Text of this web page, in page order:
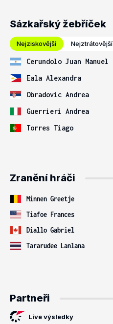
Sázkařský žebříček
Nejziskovější Nejztrátovější
Cerundolo Juan Manuel
Eala Alexandra
Obradovic Andrea
Guerrieri Andrea
Torres Tiago
Zranění hráči
Minnen Greetje
Tiafoe Frances
Diallo Gabriel
Tararudee Lanlana
Partneři
Live výsledky